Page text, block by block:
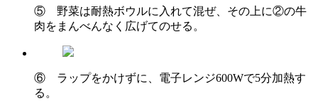
⑤ 野菜は耐熱ボウルに入れて混ぜ、その上に②の牛
肉をまんべんなく広げてのせる。
⑥ ラップをかけずに、電子レンジ600Wで5分加熱す
る。